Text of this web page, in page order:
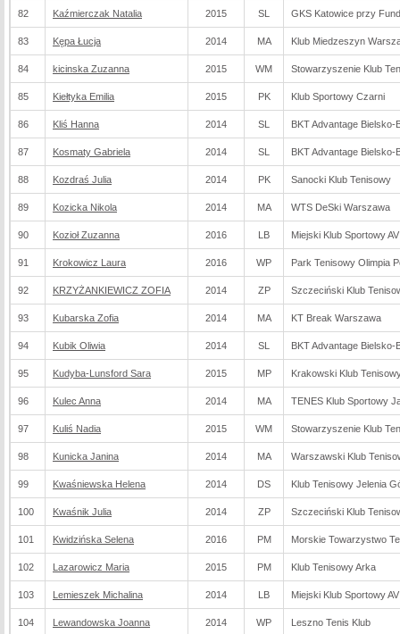
82 Kaźmierczak Natalia 2015 SL GKS Katowice przy
83 Kępa Łucja 2014 MA Klub Miedzeszyn
84 kicinska Zuzanna 2015 WM Stowarzyszenie Klub
85 Kiełtyka Emilia 2015 PK Klub Sportowy Czarni
86 Kliś Hanna 2014 SL BKT Advantage Bielsko-
87 Kosmaty Gabriela 2014 SL BKT Advantage Bielsko-
88 Kozdraś Julia 2014 PK Sanocki Klub Tenisowy
89 Kozicka Nikola 2014 MA WTS DeSki Warszawa
90 Kozioł Zuzanna 2016 LB Miejski Klub Sportowy
91 Krokowicz Laura 2016 WP Park Tenisowy Olimpia
92 KRZYŻANKIEWICZ ZOFIA 2014 ZP Szczeciński Klub
93 Kubarska Zofia 2014 MA KT Break Warszawa
94 Kubik Oliwia 2014 SL BKT Advantage Bielsko-
95 Kudyba-Lunsford Sara 2015 MP Krakowski Klub
96 Kulec Anna 2014 MA TENES Klub Sportowy
97 Kuliś Nadia 2015 WM Stowarzyszenie Klub
98 Kunicka Janina 2014 MA Warszawski Klub
99 Kwaśniewska Helena 2014 DS Klub Tenisowy Jelenia
100 Kwaśnik Julia 2014 ZP Szczeciński Klub
101 Kwidzińska Selena 2016 PM Morskie Towarzystwo
102 Lazarowicz Maria 2015 PM Klub Tenisowy Arka
103 Lemieszek Michalina 2014 LB Miejski Klub Sportowy
104 Lewandowska Joanna 2014 WP Leszno Tenis Klub